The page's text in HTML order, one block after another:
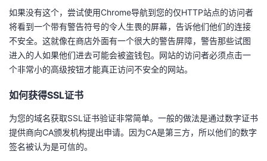
如果没有这个，尝试使用Chrome导航到您的仅HTTP站点的访问者
将看到一个带有警告符号的令人生畏的屏幕，告诉他们他们的连接
不安全。这就像在商店外面有一个很大的警告屏障，警告那些试图
进入的人如果他们进去可能会被盗钱包。网站的访问者必须点击一
个非常小的高级按钮才能真正访问不安全的网站。
如何获得SSL证书
为您的域名获取SSL证书验证非常简单。一般的做法是通过数字证书
提供商向CA颁发机构提出申请。因为CA是第三方，所以他们的数字
签名被认为是可信的。